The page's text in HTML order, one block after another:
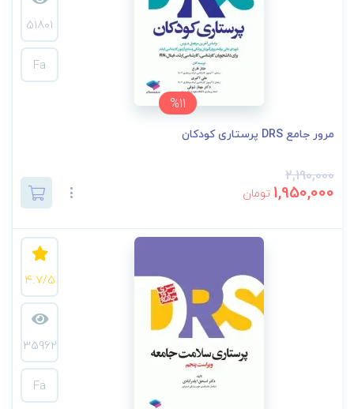
%11
51801
Fa
مرور جامع DRS پرستاری کودکان
2,190,000
1,950,000 تومان
4.7/5
35962
Fa